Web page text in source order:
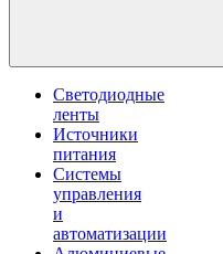
Светодиодные
ленты
Источники
питания
Системы
управления
и
автоматизации